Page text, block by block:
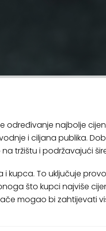
određivanje najbolje
i ciljana publika.
tržištu i podržavajući
kupca. To uključuje
što kupci najviše
mogao bi zahtijevati